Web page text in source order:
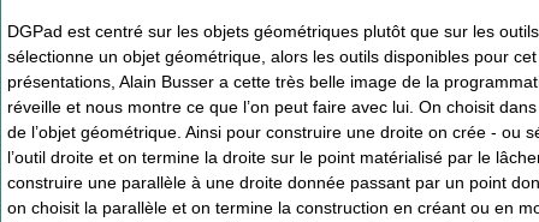
DGPad est centré sur les objets géométriques plutôt que sur les
sélectionne un objet géométrique, alors les outils disponibles pour
présentations, Alain Busser a cette très belle image de la
réveille et nous montre ce que l’on peut faire avec lui. On choisit
de l’objet géométrique. Ainsi pour construire une droite on crée -
l’outil droite et on termine la droite sur le point matérialisé par le
construire une parallèle à une droite donnée passant par un point
on choisit la parallèle et on termine la construction en créant ou en